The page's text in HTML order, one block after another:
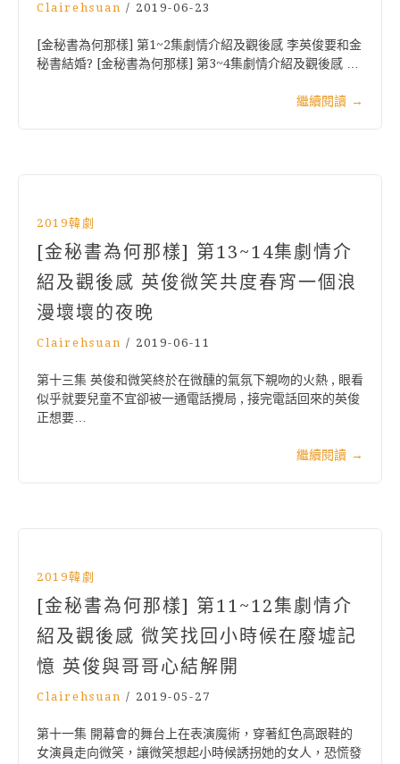
Clairehsuan / 2019-06-23
[金秘書為何那樣] 第1~2集劇情介紹及觀後感 李英俊要和金
秘書結婚? [金秘書為何那樣] 第3~4集劇情介紹及觀後感 …
繼續閱讀 →
2019韓劇
[金秘書為何那樣] 第13~14集劇情介
紹及觀後感 英俊微笑共度春宵一個浪
漫壞壞的夜晚
Clairehsuan / 2019-06-11
第十三集 英俊和微笑終於在微醺的氣氛下親吻的火熱 , 眼看
似乎就要兒童不宜卻被一通電話攪局 , 接完電話回來的英俊
正想要…
繼續閱讀 →
2019韓劇
[金秘書為何那樣] 第11~12集劇情介
紹及觀後感 微笑找回小時候在廢墟記
憶 英俊與哥哥心結解開
Clairehsuan / 2019-05-27
第十一集 開幕會的舞台上在表演魔術，穿著紅色高跟鞋的
女演員走向微笑，讓微笑想起小時候誘拐她的女人，恐慌發